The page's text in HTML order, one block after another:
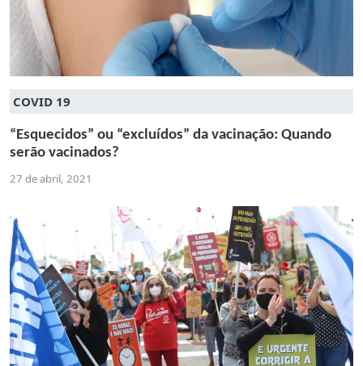
COVID 19
“Esquecidos” ou “excluídos” da vacinação: Quando
serão vacinados?
27 de abril, 2021